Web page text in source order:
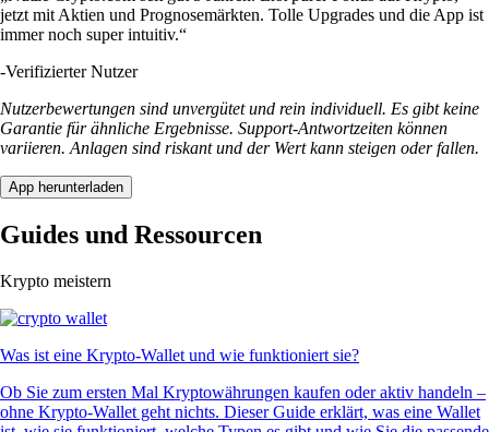
jetzt mit Aktien und Prognosemärkten. Tolle Upgrades und die App ist
immer noch super intuitiv.“
-Verifizierter Nutzer
Nutzerbewertungen sind unvergütet und rein individuell. Es gibt keine
Garantie für ähnliche Ergebnisse. Support-Antwortzeiten können
variieren. Anlagen sind riskant und der Wert kann steigen oder fallen.
App herunterladen
Guides und Ressourcen
Krypto meistern
Was ist eine Krypto-Wallet und wie funktioniert sie?
Ob Sie zum ersten Mal Kryptowährungen kaufen oder aktiv handeln –
ohne Krypto-Wallet geht nichts. Dieser Guide erklärt, was eine Wallet